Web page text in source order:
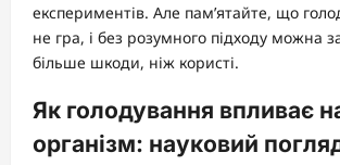
експериментів. Але пам’ятайте, що
не гра, і без розумного підходу можна
більше шкоди, ніж користі.
Як голодування впливає
організм: науковий